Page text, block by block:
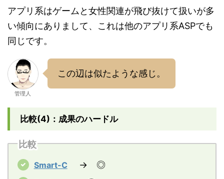
アプリ系はゲームと女性関連が飛び抜けて扱いが多
い傾向にありまして、これは他のアプリ系ASPでも
同じです。
管理人
この辺は似たような感じ。
比較(4)：成果のハードル
比較
Smart-C → ◎